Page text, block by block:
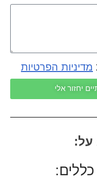
מדיניות הפרטיות
יחזור אלי
על:
כללים: